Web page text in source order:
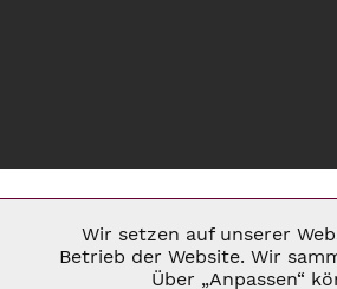
Notwendig
Wir setzen auf unserer
Betrieb der Website. Wir
Über „Anpassen“